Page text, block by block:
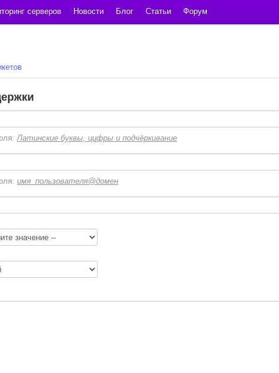
серверов Новости Блог Статьи Форум
Латинские буквы, цифры и подчёркивание
имя_пользователя@домен